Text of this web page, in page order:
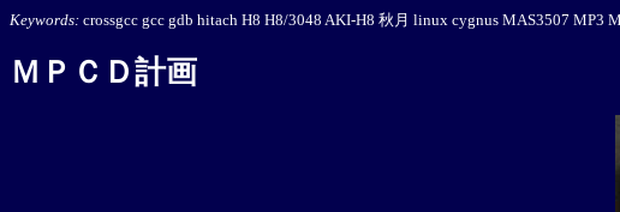
Keywords: crossgcc gcc gdb hitach H8 H8/3048 AKI-H8 秋月 linux cygnus MAS3507 MP3
ＭＰＣＤ計画